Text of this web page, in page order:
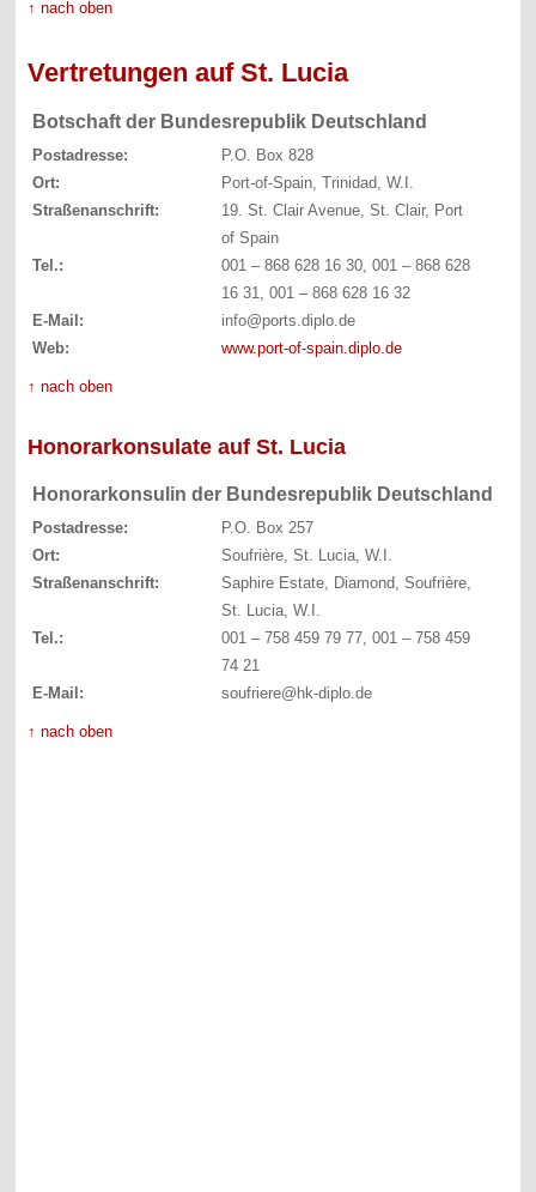
↑ nach oben
Vertretungen auf St. Lucia
Botschaft der Bundesrepublik Deutschland
Postadresse:
P.O. Box 828
Ort:
Port-of-Spain, Trinidad, W.I.
Straßenanschrift:
19. St. Clair Avenue, St. Clair, Port
of Spain
Tel.:
001 – 868 628 16 30, 001 – 868 628
16 31, 001 – 868 628 16 32
E-Mail:
info@ports.diplo.de
Web:
www.port-of-spain.diplo.de
↑ nach oben
Honorarkonsulate auf St. Lucia
Honorarkonsulin der Bundesrepublik Deutschland
Postadresse:
P.O. Box 257
Ort:
Soufrière, St. Lucia, W.I.
Straßenanschrift:
Saphire Estate, Diamond, Soufrière,
St. Lucia, W.I.
Tel.:
001 – 758 459 79 77, 001 – 758 459
74 21
E-Mail:
soufriere@hk-diplo.de
↑ nach oben